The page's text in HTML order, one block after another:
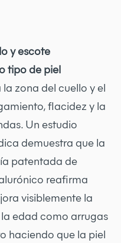
y escote
tipo de piel
zona del cuello y el
flacidez y la
Un estudio
demuestra que la
patentada de
reafirma
visiblemente la
edad como arrugas
haciendo que la piel